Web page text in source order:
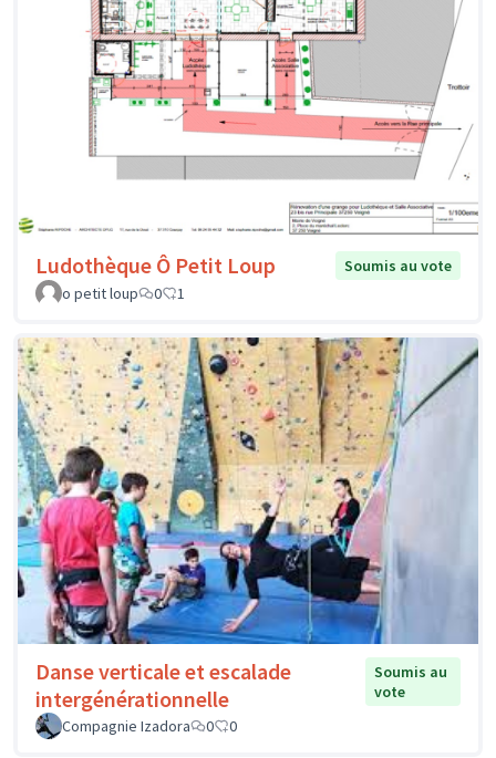
Ludothèque Ô Petit Loup
Soumis au vote
o petit loup
0 1
Danse verticale et escalade
intergénérationnelle
Soumis au
vote
Compagnie Izadora
0 0